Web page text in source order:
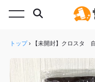
トップ› 【未開封】クロスタ